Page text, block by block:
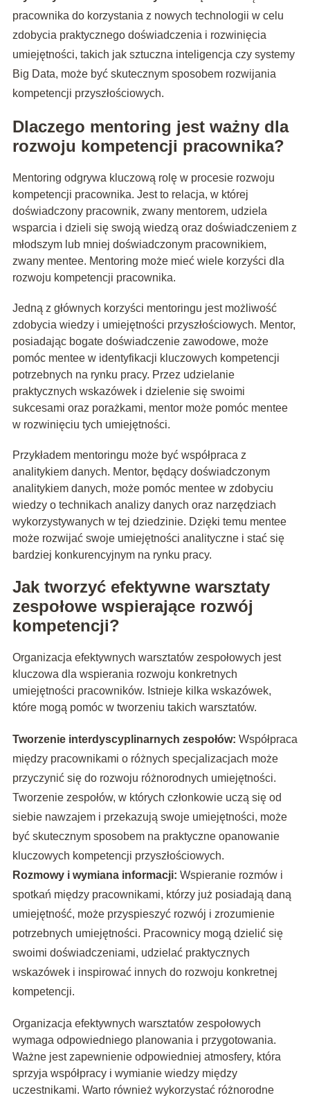
pracownika do korzystania z nowych technologii w celu
zdobycia praktycznego doświadczenia i rozwinięcia
umiejętności, takich jak sztuczna inteligencja czy systemy
Big Data, może być skutecznym sposobem rozwijania
kompetencji przyszłościowych.
Dlaczego mentoring jest ważny dla
rozwoju kompetencji pracownika?
Mentoring odgrywa kluczową rolę w procesie rozwoju
kompetencji pracownika. Jest to relacja, w której
doświadczony pracownik, zwany mentorem, udziela
wsparcia i dzieli się swoją wiedzą oraz doświadczeniem z
młodszym lub mniej doświadczonym pracownikiem,
zwany mentee. Mentoring może mieć wiele korzyści dla
rozwoju kompetencji pracownika.
Jedną z głównych korzyści mentoringu jest możliwość
zdobycia wiedzy i umiejętności przyszłościowych. Mentor,
posiadając bogate doświadczenie zawodowe, może
pomóc mentee w identyfikacji kluczowych kompetencji
potrzebnych na rynku pracy. Przez udzielanie
praktycznych wskazówek i dzielenie się swoimi
sukcesami oraz porażkami, mentor może pomóc mentee
w rozwinięciu tych umiejętności.
Przykładem mentoringu może być współpraca z
analitykiem danych. Mentor, będący doświadczonym
analitykiem danych, może pomóc mentee w zdobyciu
wiedzy o technikach analizy danych oraz narzędziach
wykorzystywanych w tej dziedzinie. Dzięki temu mentee
może rozwijać swoje umiejętności analityczne i stać się
bardziej konkurencyjnym na rynku pracy.
Jak tworzyć efektywne warsztaty
zespołowe wspierające rozwój
kompetencji?
Organizacja efektywnych warsztatów zespołowych jest
kluczowa dla wspierania rozwoju konkretnych
umiejętności pracowników. Istnieje kilka wskazówek,
które mogą pomóc w tworzeniu takich warsztatów.
Tworzenie interdyscyplinarnych zespołów: Współpraca
między pracownikami o różnych specjalizacjach może
przyczynić się do rozwoju różnorodnych umiejętności.
Tworzenie zespołów, w których członkowie uczą się od
siebie nawzajem i przekazują swoje umiejętności, może
być skutecznym sposobem na praktyczne opanowanie
kluczowych kompetencji przyszłościowych.
Rozmowy i wymiana informacji: Wspieranie rozmów i
spotkań między pracownikami, którzy już posiadają daną
umiejętność, może przyspieszyć rozwój i zrozumienie
potrzebnych umiejętności. Pracownicy mogą dzielić się
swoimi doświadczeniami, udzielać praktycznych
wskazówek i inspirować innych do rozwoju konkretnej
kompetencji.
Organizacja efektywnych warsztatów zespołowych
wymaga odpowiedniego planowania i przygotowania.
Ważne jest zapewnienie odpowiedniej atmosfery, która
sprzyja współpracy i wymianie wiedzy między
uczestnikami. Warto również wykorzystać różnorodne